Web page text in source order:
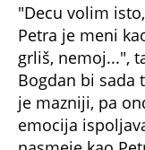
"Decu volim
Petra je meni
grliš, nemoj...",
Bogdan bi sada
je mazniji, pa
emocija